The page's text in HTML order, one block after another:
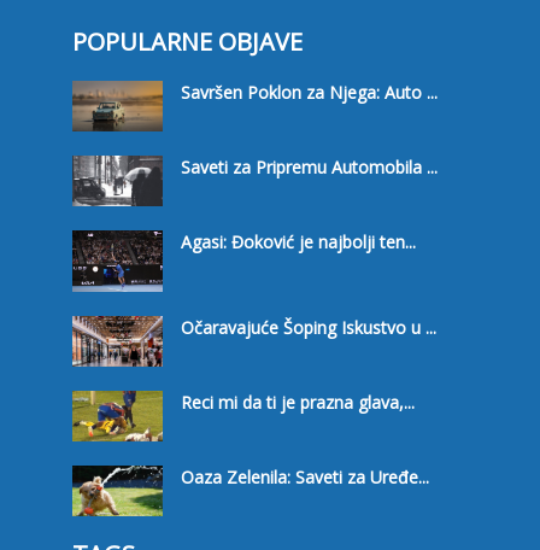
POPULARNE OBJAVE
Savršen Poklon za Njega: Auto ...
Saveti za Pripremu Automobila ...
Agasi: Đoković je najbolji ten...
Očaravajuće Šoping Iskustvo u ...
Reci mi da ti je prazna glava,...
Oaza Zelenila: Saveti za Uređe...